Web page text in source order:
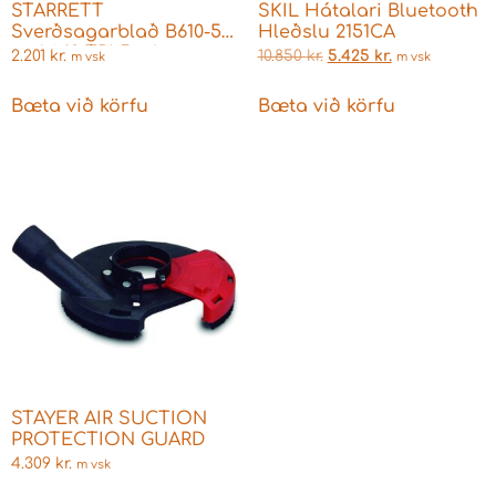
STARRETT
Sverðsagarblað B610-5
multi 10 TPI 5 stk
2.201 kr. m vsk
Bæta við körfu
SKIL Hátalari Bluetooth
Hleðslu 2151CA
10.850kr. 5.425 kr. m vsk
Bæta við körfu
STAYER AIR SUCTION
PROTECTION GUARD
4.309 kr. m vsk